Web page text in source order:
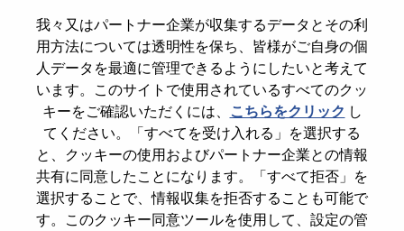
我々又はパートナー企業が収集するデータとその利
用方法については透明性を保ち、皆様がご自身の個
人データを最適に管理できるようにしたいと考えて
います。このサイトで使用されているすべてのクッ
キーをご確認いただくには、
こちらをクリック し
てください。「すべてを受け入れる」を選択する
と、クッキーの使用およびパートナー企業との情報
共有に同意したことになります。「すべて拒否」を
選択することで、情報収集を拒否することも可能で
す。このクッキー同意ツールを使用して、設定の管
Enter the email address associated with your
account, then click "Continue".
パスワードをリセットするためにリンクを
emailに送ります
パスワードをリセットください
E-mail*